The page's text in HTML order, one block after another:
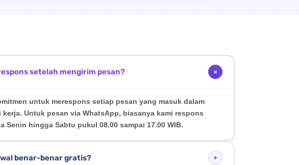
setelah mengirim pesan? +
untuk merespons setiap pesan yang masuk dalam
kerja. Untuk pesan via WhatsApp, biasanya kami respons
Senin hingga Sabtu pukul 08.00 sampai 17.00 WIB.
benar-benar gratis? +